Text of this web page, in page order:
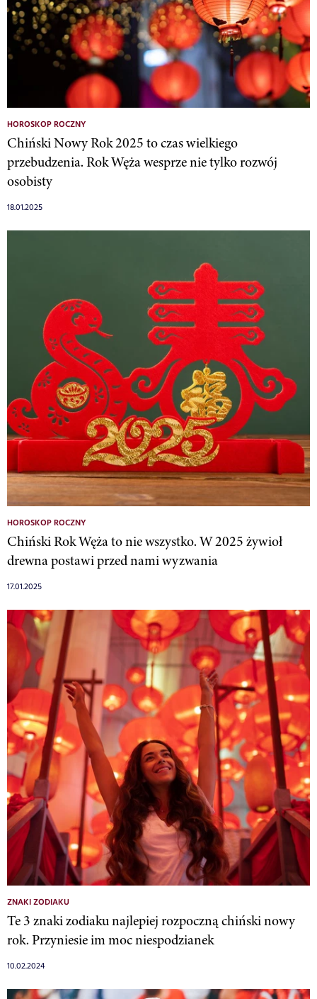
HOROSKOP ROCZNY
Chiński Nowy Rok 2025 to czas wielkiego
przebudzenia. Rok Węża wesprze nie tylko rozwój
osobisty
18.01.2025
HOROSKOP ROCZNY
Chiński Rok Węża to nie wszystko. W 2025 żywioł
drewna postawi przed nami wyzwania
17.01.2025
ZNAKI ZODIAKU
Te 3 znaki zodiaku najlepiej rozpoczną chiński nowy
rok. Przyniesie im moc niespodzianek
10.02.2024